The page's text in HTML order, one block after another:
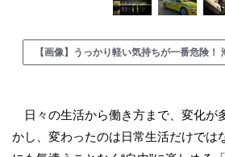
【画像】うっかり軽い気持ちが一番危険！
日々の生活から働き方まで、変化が
かし、変わったのは日常生活だけでは